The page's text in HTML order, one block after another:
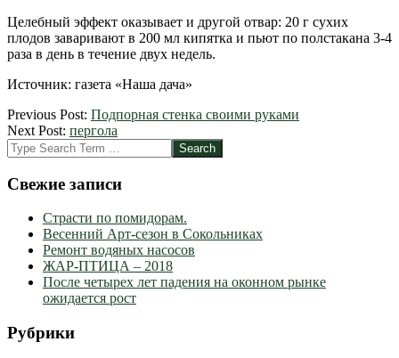
Целебный эффект оказывает и другой отвар: 20 г сухих
плодов заваривают в 200 мл кипятка и пьют по полстакана 3-4
раза в день в течение двух недель.
Источник: газета «Наша дача»
2012-
11-
09
Previous Post: Подпорная стенка своими руками
Next Post: пергола
Search
Свежие записи
Страсти по помидорам.
Весенний Арт-сезон в Сокольниках
Ремонт водяных насосов
ЖАР-ПТИЦА – 2018
После четырех лет падения на оконном рынке
ожидается рост
Рубрики